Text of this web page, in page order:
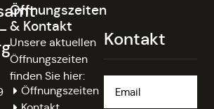
Öffnungszeiten
& Kontakt
Unsere aktuellen
Öffnungszeiten
finden Sie hier:
Öffnungszeiten
Kontakt